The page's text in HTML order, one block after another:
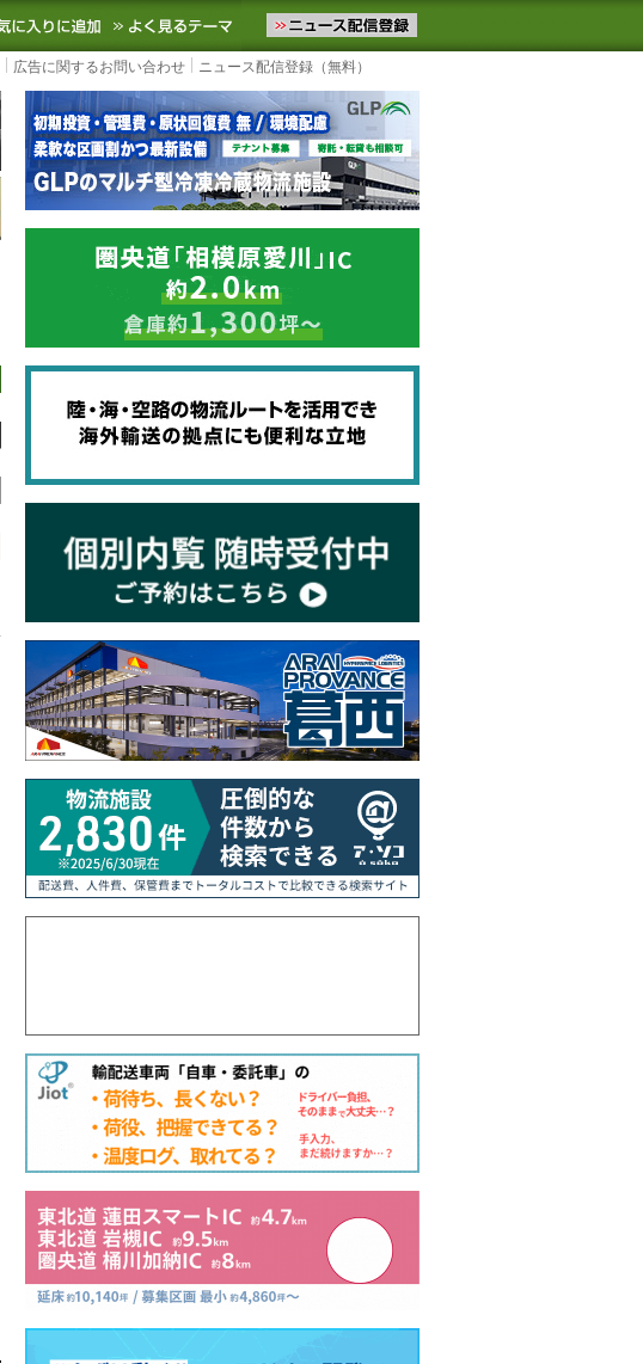
新の物流ニュースをお届けします。物流ニュースメール配信を登録す
お気に入りに追加 よく見るテーマ
広告に関するお問い合わせ ニュース配信登録（無料）